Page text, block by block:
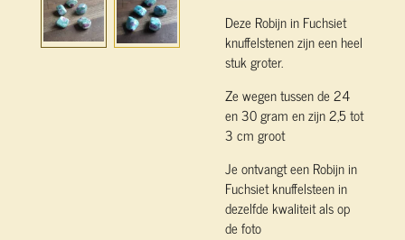
Deze Robijn in Fuchsiet
knuffelstenen zijn een heel
stuk groter.
Ze wegen tussen de 24
en 30 gram en zijn 2,5 tot
3 cm groot
Je ontvangt een Robijn in
Fuchsiet knuffelsteen in
dezelfde kwaliteit als op
de foto